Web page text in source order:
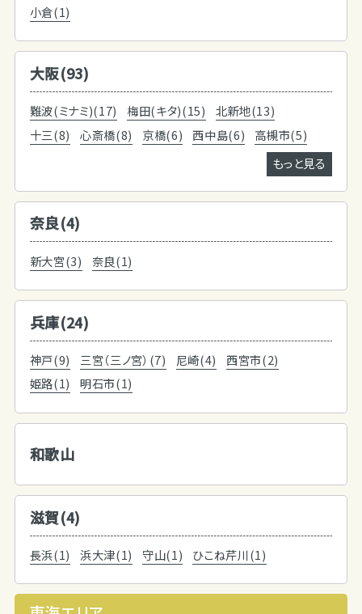
小倉(1)
大阪(93)
難波(ミナミ)(17) 梅田(キタ)(15)
北新地(13)
十三(8)
心斎橋(8) 京橋(6) 西中島(6)
高槻市(5)
もっと見る
奈良(4)
新大宮(3) 奈良(1)
兵庫(24)
神戸(9) 三宮（三ノ宮）(7) 尼崎(4)
西宮市(2)
姫路(1)
明石市(1)
和歌山
滋賀(4)
長浜(1) 浜大津(1) 守山(1) ひこね芹川(1)